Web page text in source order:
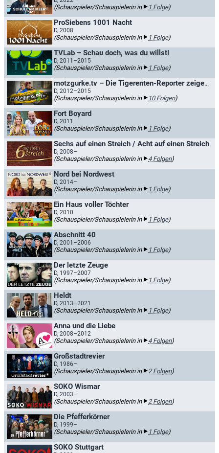
(Schauspieler/Schauspielerin in 1 Folge)
ProSiebens 1001 Nacht
D, 2008
(Schauspieler/Schauspielerin in 1 Folge)
TVLab – Schau doch, was du willst!
D, 2011–2015
(Schauspieler/Schauspielerin in 1 Folge)
motzgurke.tv – Die Tigerenten-Reporter zeigen's euch!
D, 2012–2015
(Schauspieler/Schauspielerin in 10 Folgen)
Fort Boyard
D, 2011
(Schauspieler/Schauspielerin in 1 Folge)
Sechs auf einen Streich / Acht auf einen Streich
D, 2008–
(Schauspieler/Schauspielerin in 4 Folgen)
Nord bei Nordwest
D, 2014–
(Schauspieler/Schauspielerin in 1 Folge)
Ein Haus voller Töchter
D, 2010
(Schauspieler/Schauspielerin in 1 Folge)
Abschnitt 40
D, 2001–2006
(Schauspieler/Schauspielerin in 1 Folge)
Der letzte Zeuge
D, 1997–2007
(Schauspieler/Schauspielerin in 1 Folge)
Heldt
D, 2013–2021
(Schauspieler/Schauspielerin in 1 Folge)
Anna und die Liebe
D, 2008–2012
(Schauspieler/Schauspielerin in 4 Folgen)
Großstadtrevier
D, 1986–
(Schauspieler/Schauspielerin in 2 Folgen)
SOKO Wismar
D, 2003–
(Schauspieler/Schauspielerin in 2 Folgen)
Die Pfefferkörner
D, 1999–
(Schauspieler/Schauspielerin in 1 Folge)
SOKO Stuttgart